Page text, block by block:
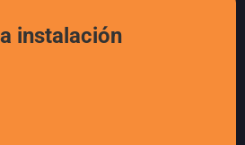
instalación